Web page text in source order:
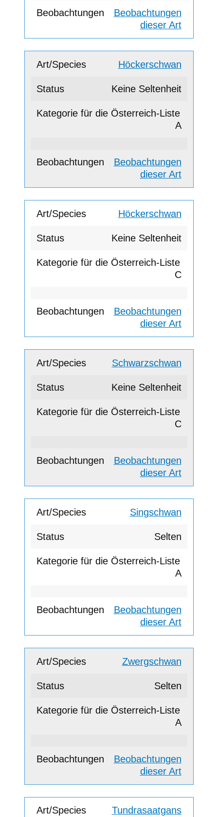
Beobachtungen
dieser Art
Höckerschwan
Keine Seltenheit
A
Beobachtungen
dieser Art
Höckerschwan
Keine Seltenheit
C
Beobachtungen
dieser Art
Schwarzschwan
Keine Seltenheit
C
Beobachtungen
dieser Art
Singschwan
Selten
A
Beobachtungen
dieser Art
Zwergschwan
Selten
A
Beobachtungen
dieser Art
Tundrasaatgans